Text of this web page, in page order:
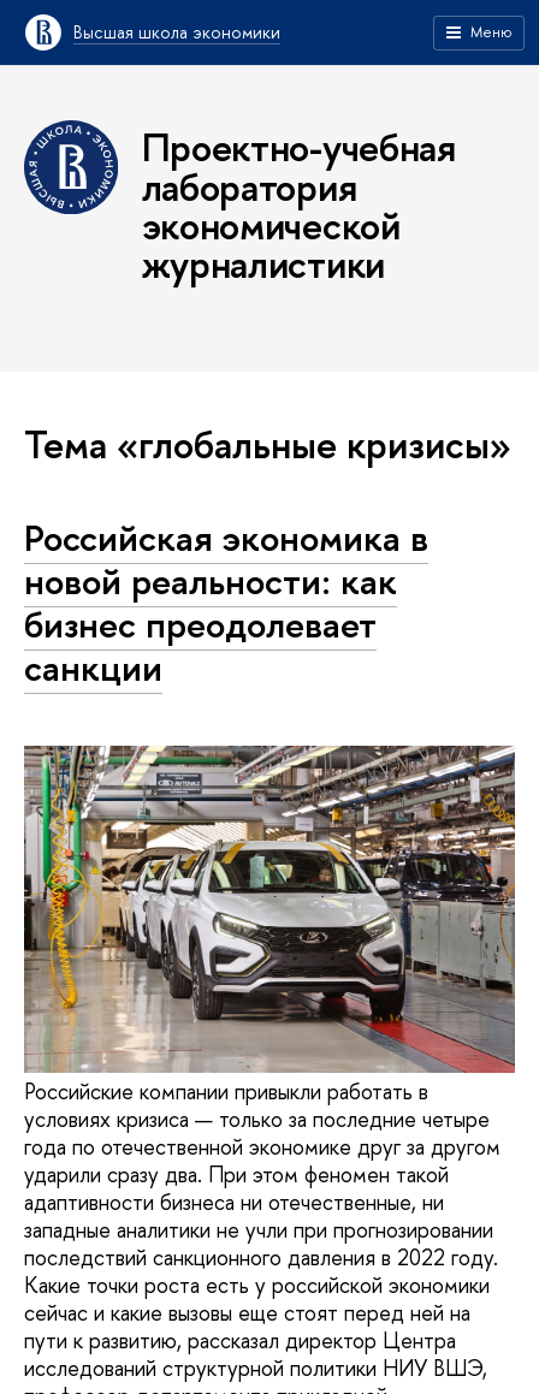
Высшая школа экономики Меню
Проектно-учебная
лаборатория
экономической
журналистики
Тема «глобальные кризисы»
Российская экономика в
новой реальности: как
бизнес преодолевает
санкции
Российские компании привыкли работать в
условиях кризиса — только за последние четыре
года по отечественной экономике друг за другом
ударили сразу два. При этом феномен такой
адаптивности бизнеса ни отечественные, ни
западные аналитики не учли при прогнозировании
последствий санкционного давления в 2022 году.
Какие точки роста есть у российской экономики
сейчас и какие вызовы еще стоят перед ней на
пути к развитию, рассказал директор Центра
исследований структурной политики НИУ ВШЭ,